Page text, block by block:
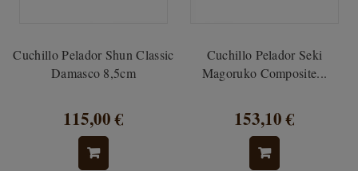
Cuchillo Pelador Shun Classic
Damasco 8,5cm
115,00 €
Cuchillo Pelador Seki
Magoruko Composite...
153,10 €